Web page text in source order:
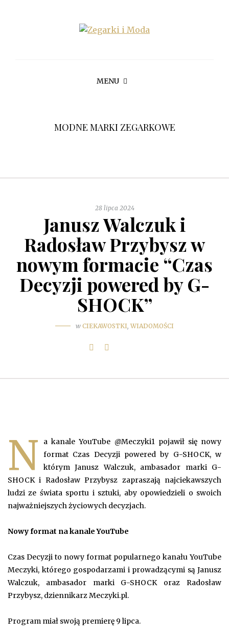
MENU
MODNE MARKI ZEGARKOWE
28 lipca 2024
Janusz Walczuk i
Radosław Przybysz w
nowym formacie “Czas
Decyzji powered by G-
SHOCK”
w CIEKAWOSTKI WIADOMOŚCI
N
a kanale YouTube @Meczyki1 pojawił się nowy
format Czas Decyzji powered by G-SHOCK, w
którym Janusz Walczuk, ambasador marki G-
SHOCK i Radosław Przybysz zapraszają najciekawszych
ludzi ze świata sportu i sztuki, aby opowiedzieli o swoich
najważniejszych życiowych decyzjach.
Nowy format na kanale YouTube
Czas Decyzji to nowy format popularnego kanału YouTube
Meczyki, którego gospodarzami i prowadzącymi są Janusz
Walczuk, ambasador marki G-SHOCK oraz Radosław
Przybysz, dziennikarz Meczyki.pl.
Program miał swoją premierę 9 lipca.